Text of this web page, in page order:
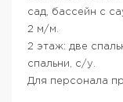
сад, бассейн с
2 м/м.
2 этаж: две
спальни, с/у.
Для персонала